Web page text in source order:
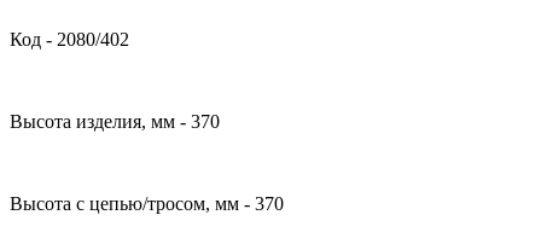
Код - 2080/402
Высота изделия, мм - 370
Высота с цепью/тросом, мм - 370